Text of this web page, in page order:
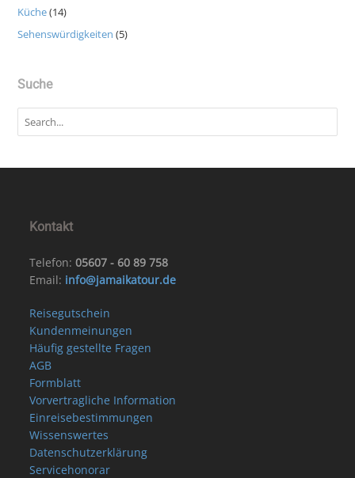
Küche(14)
Sehenswürdigkeiten (5)
Suche
Kontakt
Telefon:05607 - 60 89 758
Email: info@jamaikatour.de
Reisegutschein
Kundenmeinungen
Häufig gestellte Fragen
AGB
Formblatt
Vorvertragliche Information
Einreisebestimmungen
Wissenswertes
Datenschutzerklärung
Servicehonorar